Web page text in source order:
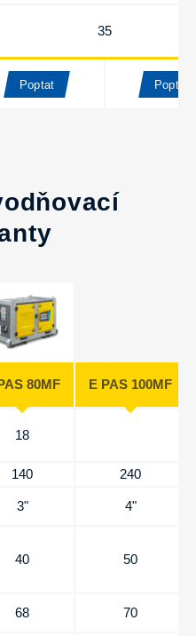
35
Poptat Poptat
80MF E PAS 100MF
18
140
240
3" 4"
40 50
68 70